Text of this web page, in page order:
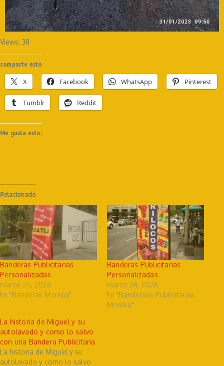
Views: 38
comparte esto
X Facebook WhatsApp Pinterest
Tumblr Reddit
Me gusta esto:
Relacionado
Banderas Publicitarias
Personalizadas
marzo 25, 2026
En "Banderas Morelia"
Banderas Publicitarias
Personalizadas
marzo 24, 2026
En "Banderaas Publicitarias
Morelia"
La historia de Miguel y su
autolavado y como lo salvo
con una Bandera Publicitaria
La historia de Miguel y su
autolavado y como lo salvo